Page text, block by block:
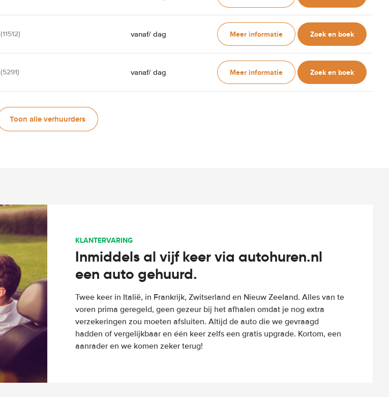
(11512) vanaf/ dag Meer informatie Zoek en boek
(5291) vanaf/ dag Meer informatie Zoek en boek
Toon alle verhuurders
KLANTERVARING
Inmiddels al vijf keer via autohuren.nl
een auto gehuurd.
Twee keer in Italië, in Frankrijk, Zwitserland en Nieuw Zeeland. Alles van te
voren prima geregeld, geen gezeur bij het afhalen omdat je nog extra
verzekeringen zou moeten afsluiten. Altijd de auto die we gevraagd
hadden of vergelijkbaar en één keer zelfs een gratis upgrade. Kortom, een
aanrader en we komen zeker terug!